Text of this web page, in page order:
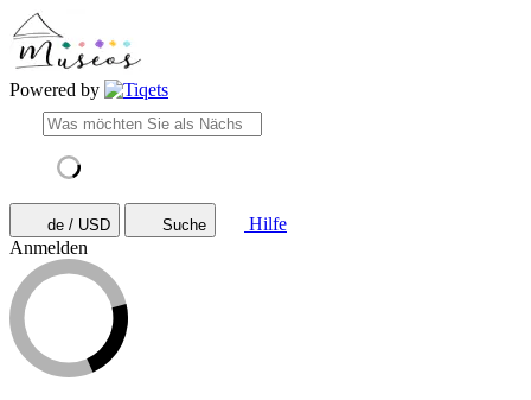
Powered by
de / USD Suche
Hilfe
Anmelden